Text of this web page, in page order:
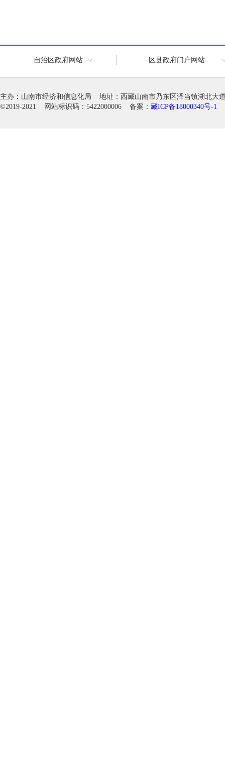
自治区政府网站 区县政府门户网站
主办：山南市经济和信息化局 地址：西藏山南市乃东区泽当镇湖北大
©2019-2021 网站标识码：5422000006 备案： 藏ICP备18000340号-1